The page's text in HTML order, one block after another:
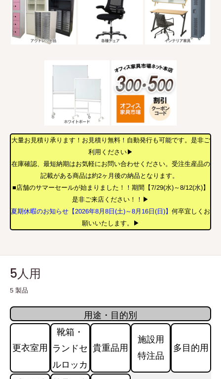
大量お見積り承ります！お見積り無料！自動発行も可能です。是非ご
利用ください▶
在庫確認、最短納期はお気軽にお問い合わせください。受注生産品の
記載がある商品は約2ヶ月後の納品となります。
■店舗のサマーセールが始まりました！！期間【7/29(水)～8/12(水)】
是非ご来店ください！！▶
夏期休暇のお知らせ【2026年8月8日(土)～8月16日(日)】 何卒宜しくお
願いいたします。▶
5人用
5 製品
用途・目的別
更衣室用
靴箱・
ランドセ
ルロッカ
貴重品用
施設用
特注品
多目的用